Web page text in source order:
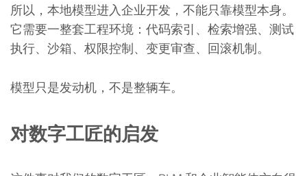
所以，本地模型进入企业开发，不能只靠模型本身。
它需要一整套工程环境：代码索引、检索增强、测试
执行、沙箱、权限控制、变更审查、回滚机制。
模型只是发动机，不是整辆车。
对数字工匠的启发